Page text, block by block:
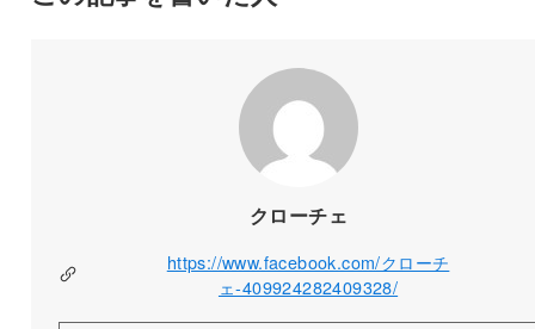
クローチェ
https://www.facebook.com/クローチ
ェ-409924282409328/